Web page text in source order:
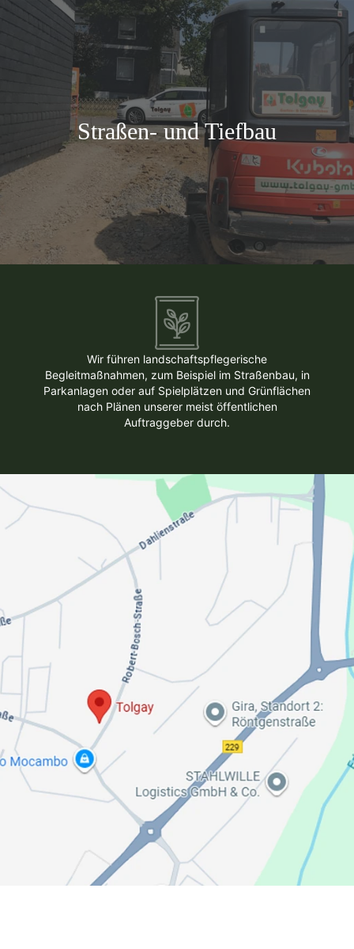
Straßen- und Tiefbau
Wir führen landschaftspflegerische
Begleitmaßnahmen, zum Beispiel im Straßenbau, in
Parkanlagen oder auf Spielplätzen und Grünflächen
nach Plänen unserer meist öffentlichen
Auftraggeber durch.
Button